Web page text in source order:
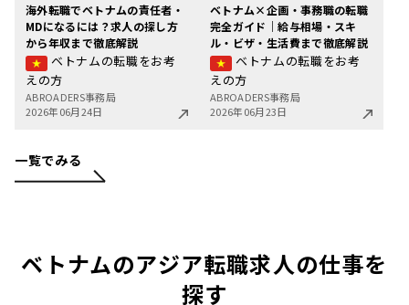
海外転職でベトナムの責任者・
MDになるには？求人の探し方
から年収まで徹底解説
ベトナムの転職をお考
えの方
ABROADERS事務局
2026年06月24日
ベトナム×企画・事務職の転職
完全ガイド｜給与相場・スキ
ル・ビザ・生活費まで徹底解説
ベトナムの転職をお考
えの方
ABROADERS事務局
2026年06月23日
一覧でみる
ベトナムのアジア転職求人の仕事を
探す